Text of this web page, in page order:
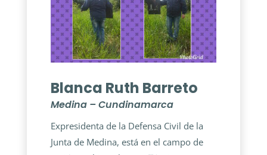
Blanca Ruth Barreto
Medina – Cundinamarca
Expresidenta de la Defensa Civil de la
Junta de Medina, está en el campo de